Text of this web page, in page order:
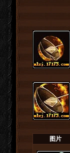
图片